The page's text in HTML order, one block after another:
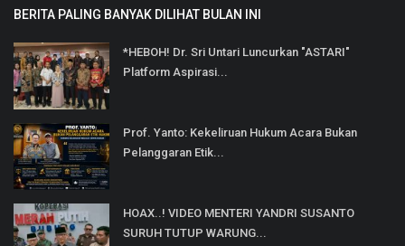
BERITA PALING BANYAK DILIHAT BULAN INI
*HEBOH! Dr. Sri Untari Luncurkan "ASTARI"
Platform Aspirasi...
Prof. Yanto: Kekeliruan Hukum Acara Bukan
Pelanggaran Etik...
HOAX..! VIDEO MENTERI YANDRI SUSANTO
SURUH TUTUP WARUNG...